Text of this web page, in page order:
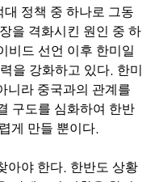
정책 중 하나로 그동
을 격화시킨 원인 중 하
비드 선언 이후 한미일
을 강화하고 있다. 한미
니라 중국과의 관계를
구도를 심화하여 한반
게 만들 뿐이다.
아야 한다. 한반도 상황